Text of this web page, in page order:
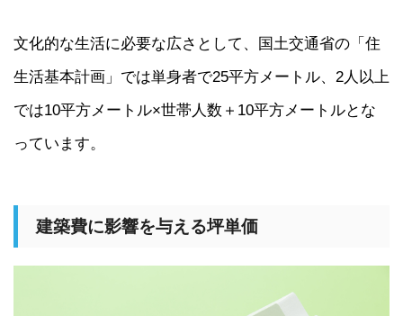
文化的な生活に必要な広さとして、国土交通省の「住
生活基本計画」では単身者で25平方メートル、2人以上
では10平方メートル×世帯人数＋10平方メートルとな
っています。
建築費に影響を与える坪単価